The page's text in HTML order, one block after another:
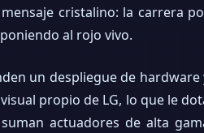
cristalino: la carrera
al rojo vivo.
un despliegue de hardware
propio de LG, lo que le
actuadores de alta